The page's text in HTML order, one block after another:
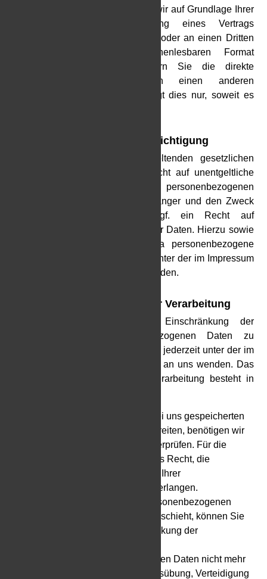
Sie haben das Recht, Daten, die wir auf Grundlage Ihrer
Einwilligung oder in Erfüllung eines Vertrags
automatisiert verarbeiten, an sich oder an einen Dritten
in einem gängigen, maschinenlesbaren Format
aushändigen zu lassen. Sofern Sie die direkte
Übertragung der Daten an einen anderen
Verantwortlichen verlangen, erfolgt dies nur, soweit es
Auskunft, Löschung und Berichtigung
Sie haben im Rahmen der geltenden gesetzlichen
Bestimmungen jederzeit das Recht auf unentgeltliche
Auskunft über Ihre gespeicherten personenbezogenen
Daten, deren Herkunft und Empfänger und den Zweck
der Datenverarbeitung und ggf. ein Recht auf
Berichtigung oder Löschung dieser Daten. Hierzu sowie
zu weiteren Fragen zum Thema personenbezogene
Daten können Sie sich jederzeit unter der im Impressum
angegebenen Adresse an uns wenden.
Recht auf Einschränkung der Verarbeitung
Sie haben das Recht, die Einschränkung der
Verarbeitung Ihrer personenbezogenen Daten zu
verlangen. Hierzu können Sie sich jederzeit unter der im
Impressum angegebenen Adresse an uns wenden. Das
Recht auf Einschränkung der Verarbeitung besteht in
Wenn Sie die Richtigkeit Ihrer bei uns gespeicherten
personenbezogenen Daten bestreiten, benötigen wir
in der Regel Zeit, um dies zu überprüfen. Für die
Dauer der Prüfung haben Sie das Recht, die
Einschränkung der Verarbeitung Ihrer
personenbezogenen Daten zu verlangen.
Wenn die Verarbeitung Ihrer personenbezogenen
Daten unrechtmäßig geschah/geschieht, können Sie
statt der Löschung die Einschränkung der
Wenn wir Ihre personenbezogenen Daten nicht mehr
benötigen, Sie sie jedoch zur Ausübung, Verteidigung